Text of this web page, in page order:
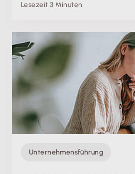
Lesezeit 3 Minuten
Unternehmensführung